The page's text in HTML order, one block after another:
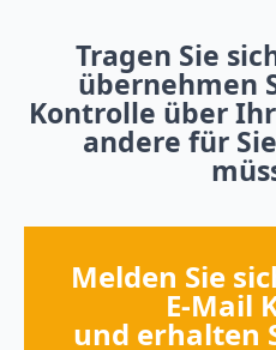
Tragen Sie
übernehmen
Kontrolle über
andere für
Melden Sie
E‑Mail
und erhalten